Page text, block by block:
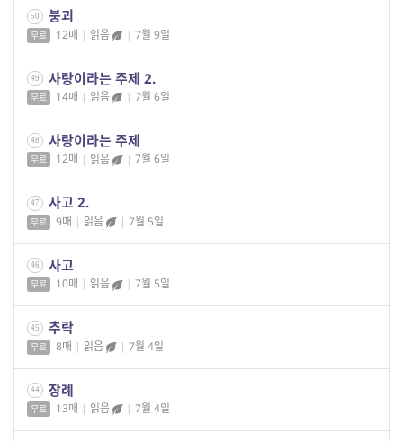
50 붕괴
무료 12매 | 읽음 | 7월 9일
49 사랑이라는 주제 2.
무료 14매 | 읽음 | 7월 6일
48 사랑이라는 주제
무료 12매 | 읽음 | 7월 6일
47 사고 2.
무료 9매 | 읽음 | 7월 5일
46 사고
무료 10매 | 읽음 | 7월 5일
45 추락
무료 8매 | 읽음 | 7월 4일
44 장례
무료 13매 | 읽음 | 7월 4일